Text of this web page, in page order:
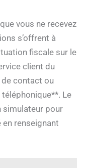
vous ne recevez
s’offrent à
fiscale sur le
client du
contact ou
Le
simulateur pour
renseignant